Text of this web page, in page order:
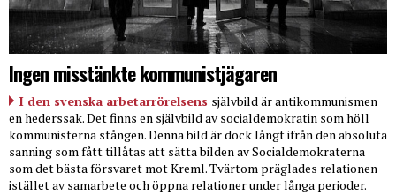
Ingen misstänkte kommunistjägaren
I den svenska arbetarrörelsens självbild är antikommunismen
en hederssak. Det finns en självbild av socialdemokratin som höll
kommunisterna stången. Denna bild är dock långt ifrån den absoluta
sanning som fått tillåtas att sätta bilden av Socialdemokraterna
som det bästa försvaret mot Kreml. Tvärtom präglades relationen
istället av samarbete och öppna relationer under långa perioder.